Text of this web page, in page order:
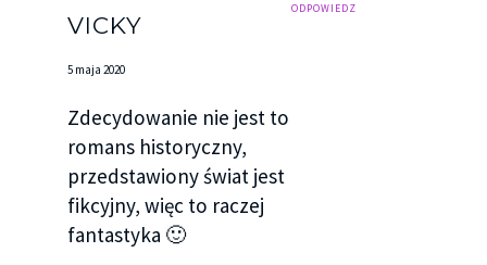
ODPOWIEDZ
VICKY
5 maja 2020
Zdecydowanie nie jest to
romans historyczny,
przedstawiony świat jest
fikcyjny, więc to raczej
fantastyka 🙂